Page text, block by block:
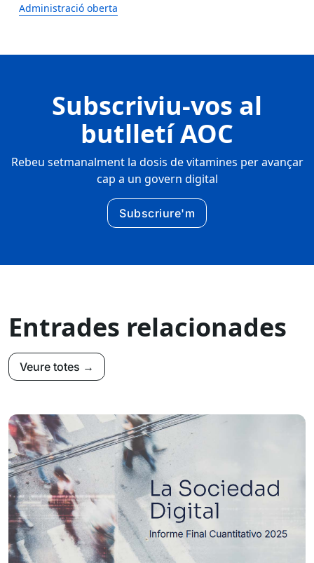
Administració oberta
Subscriviu-vos al
butlletí AOC
Rebeu setmanalment la dosis de vitamines per avançar
cap a un govern digital
Subscriure'm
Entrades relacionades
Veure totes →